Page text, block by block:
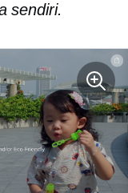
sendiri.